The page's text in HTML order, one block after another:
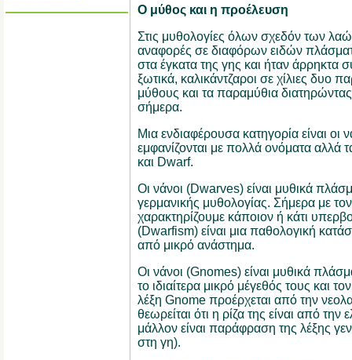
Ο μύθος και η προέλευση
Στις μυθολογίες όλων σχεδόν των
αναφορές σε διαφόρων ειδών
στα έγκατα της γης και ήταν άρρηκτα
ξωτικά, καλικάντζαροι σε χίλιες δυο
μύθους και τα παραμύθια διατηρώντας
σήμερα.
Μια ενδιαφέρουσα κατηγορία είναι οι
εμφανίζονται με πολλά ονόματα αλλά
και Dwarf.
Οι νάνοι (Dwarves) είναι μυθικά
γερμανικής μυθολογίας. Σήμερα με
χαρακτηρίζουμε κάποιον ή κάτι
(Dwarfism) είναι μια παθολογική
από μικρό ανάστημα.
Οι νάνοι (Gnomes) είναι μυθικά
το ιδιαίτερα μικρό μέγεθός τους και
λέξη Gnome προέρχεται από την
θεωρείται ότι η ρίζα της είναι από
μάλλον είναι παράφραση της λέξης
στη γη).